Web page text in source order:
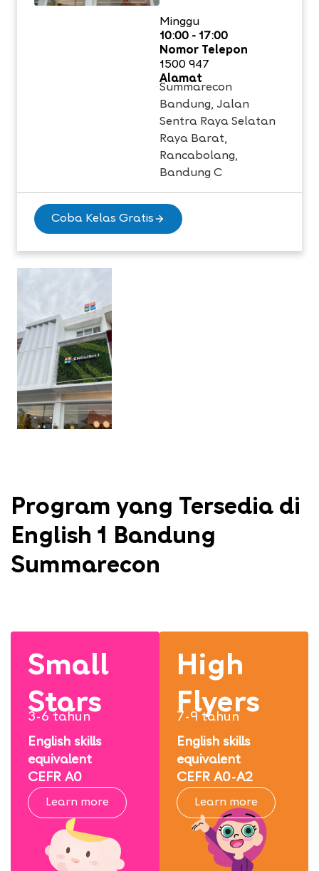
Minggu
10:00 - 17:00
Nomor Telepon
1500 947
Alamat
Summarecon
Bandung, Jalan
Sentra Raya Selatan
Raya Barat,
Rancabolang,
Bandung C
Coba Kelas Gratis
Program yang Tersedia di
English 1 Bandung
Summarecon
Small
Stars
3-6 tahun
English skills
equivalent
CEFR A0
Learn more
High
Flyers
7-9 tahun
English skills
equivalent
CEFR A0-A2
Learn more